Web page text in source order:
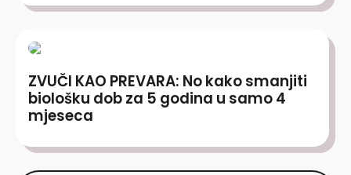
ZVUČI KAO PREVARA: No kako smanjiti
biološku dob za 5 godina u samo 4
mjeseca